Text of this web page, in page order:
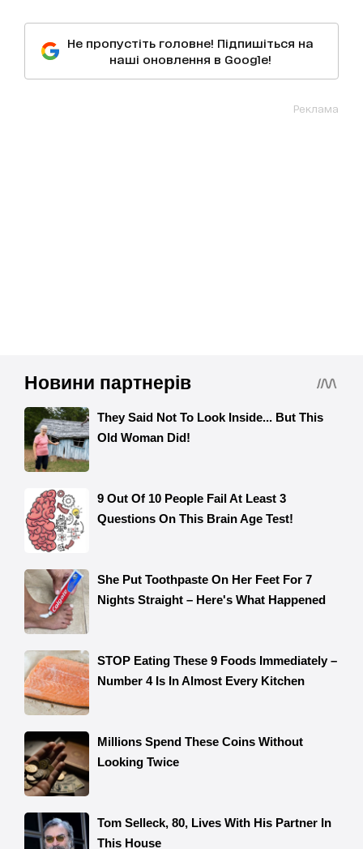
Не пропустіть головне! Підпишіться на
наші оновлення в Google!
Реклама